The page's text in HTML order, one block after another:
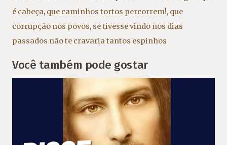
é cabeça, que caminhos tortos percorrem!, que
corrupção nos povos, se tivesse vindo nos dias
passados não te cravaria tantos espinhos
Você também pode gostar